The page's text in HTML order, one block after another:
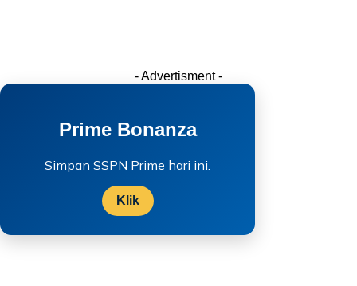
- Advertisment -
Prime Bonanza
Simpan SSPN Prime hari ini.
Klik